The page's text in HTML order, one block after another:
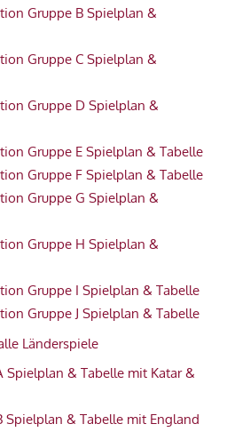
Gruppe B Spielplan &
Gruppe C Spielplan &
Gruppe D Spielplan &
Gruppe E Spielplan & Tabelle
Gruppe F Spielplan & Tabelle
Gruppe G Spielplan &
Gruppe H Spielplan &
Gruppe I Spielplan & Tabelle
Gruppe J Spielplan & Tabelle
Länderspiele
Spielplan & Tabelle mit Katar &
Spielplan & Tabelle mit England